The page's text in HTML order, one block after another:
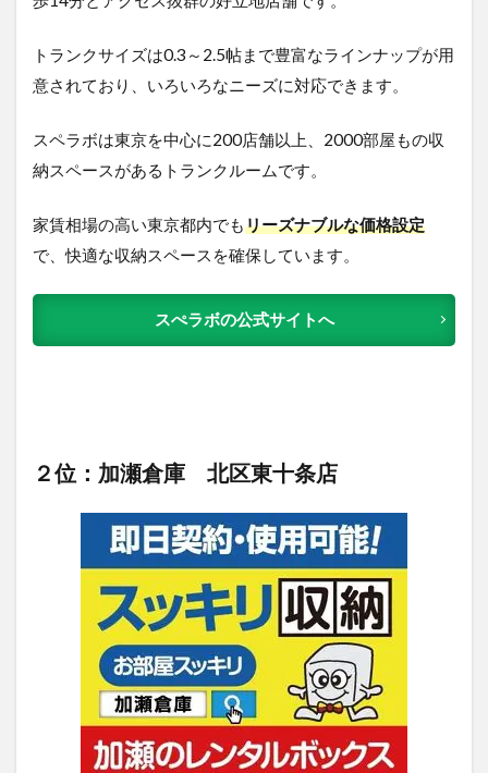
トランクサイズは0.3～2.5帖まで豊富なラインナップが用
意されており、いろいろなニーズに対応できます。
スペラボは東京を中心に200店舗以上、2000部屋もの収
納スペースがあるトランクルームです。
家賃相場の高い東京都内でもリーズナブルな価格設定
で、快適な収納スペースを確保しています。
スぺラボの公式サイトへ
２位：加瀬倉庫 北区東十条店